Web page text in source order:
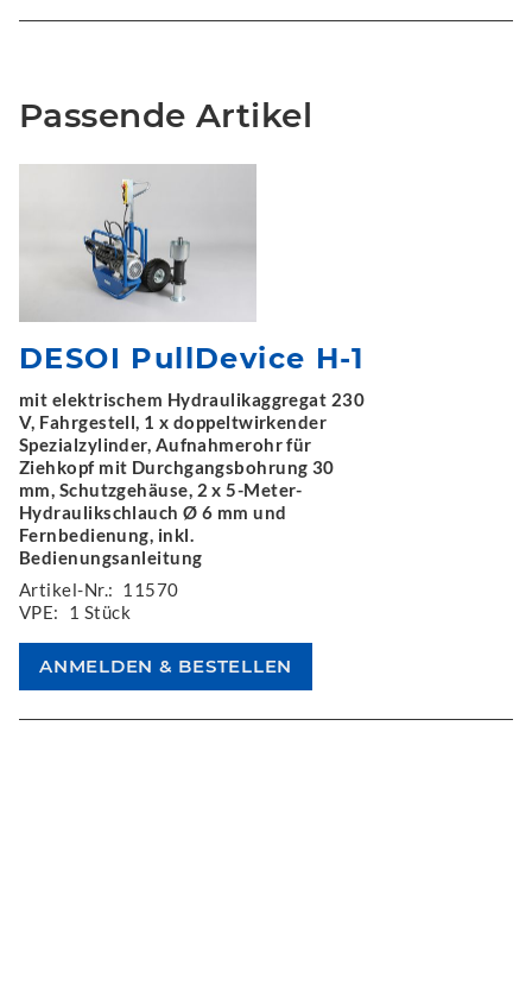
Passende Artikel
DESOI PullDevice H-1
mit elektrischem Hydraulikaggregat 230
V, Fahrgestell, 1 x doppeltwirkender
Spezialzylinder, Aufnahmerohr für
Ziehkopf mit Durchgangsbohrung 30
mm, Schutzgehäuse, 2 x 5-Meter-
Hydraulikschlauch Ø 6 mm und
Fernbedienung, inkl.
Bedienungsanleitung
Artikel-Nr.: 11570
VPE:
1 Stück